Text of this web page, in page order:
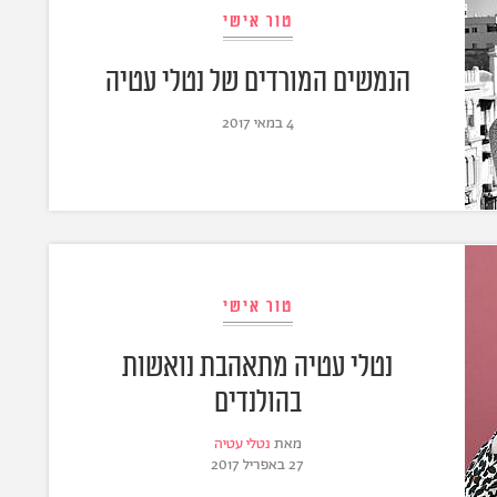
טור אישי
הנמשים המורדים של נטלי עטיה
4 במאי 2017
טור אישי
נטלי עטיה מתאהבת נואשות
בהולנדים
מאת נטלי עטיה
27 באפריל 2017